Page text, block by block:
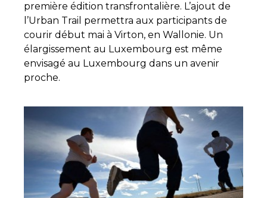
première édition transfrontalière. L’ajout de
l’Urban Trail permettra aux participants de
courir début mai à Virton, en Wallonie. Un
élargissement au Luxembourg est même
envisagé au Luxembourg dans un avenir
proche.